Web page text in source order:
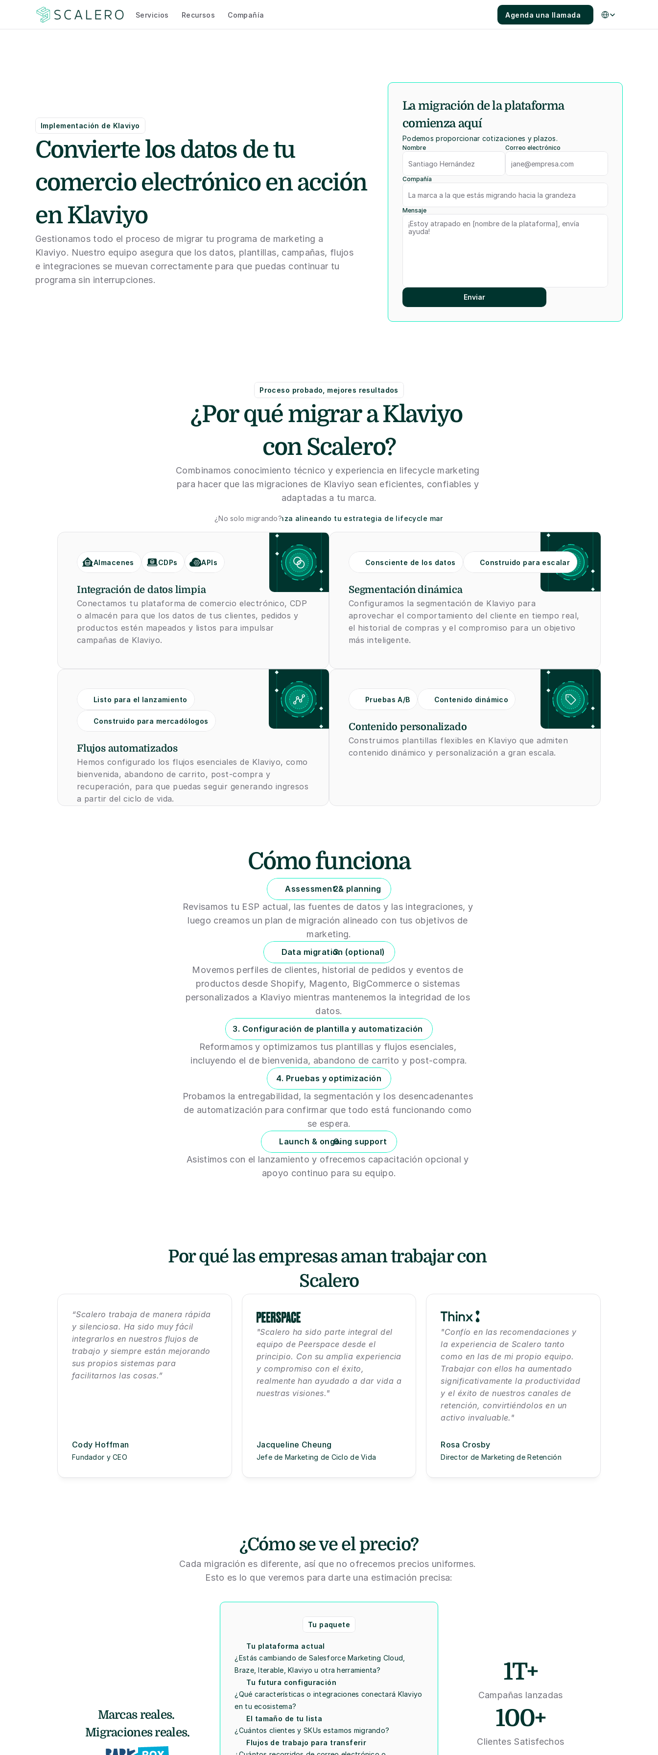
Servicios Recursos Compañía Agenda una llamada
Select Language
Implementación de Klaviyo
Convierte los datos de tu
comercio electrónico en acción
en Klaviyo
Gestionamos todo el proceso de migrar tu programa de marketing a
Klaviyo. Nuestro equipo asegura que los datos, plantillas, campañas, flujos
e integraciones se muevan correctamente para que puedas continuar tu
programa sin interrupciones.
La migración de la plataforma
comienza aquí
Podemos proporcionar cotizaciones y plazos.
Nombre Correo electrónico
Compañía
Mensaje
Enviar
Proceso probado, mejores resultados
¿Por qué migrar a Klaviyo
con Scalero?
Combinamos conocimiento técnico y experiencia en lifecycle marketing
para hacer que las migraciones de Klaviyo sean eficientes, confiables y
adaptadas a tu marca.
¿No solo migrando?Comienza alineando tu estrategia de lifecycle marketing.
Almacenes CDPs APIs
Integración de datos limpia
Conectamos tu plataforma de comercio electrónico, CDP
o almacén para que los datos de tus clientes, pedidos y
productos estén mapeados y listos para impulsar
campañas de Klaviyo.
Listo para el lanzamiento
Construido para mercadólogos
Flujos automatizados
Hemos configurado los flujos esenciales de Klaviyo, como
bienvenida, abandono de carrito, post-compra y
recuperación, para que puedas seguir generando ingresos
a partir del ciclo de vida.
Consciente de los datos Construido para escalar
Segmentación dinámica
Configuramos la segmentación de Klaviyo para
aprovechar el comportamiento del cliente en tiempo real,
el historial de compras y el compromiso para un objetivo
más inteligente.
Pruebas A/B Contenido dinámico
Contenido personalizado
Construimos plantillas flexibles en Klaviyo que admiten
contenido dinámico y personalización a gran escala.
Cómo funciona
Assessment & planning
Revisamos tu ESP actual, las fuentes de datos y las integraciones, y
luego creamos un plan de migración alineado con tus objetivos de
marketing.
Data migration (optional)
Movemos perfiles de clientes, historial de pedidos y eventos de
productos desde Shopify, Magento, BigCommerce o sistemas
personalizados a Klaviyo mientras mantenemos la integridad de los
datos.
3. Configuración de plantilla y automatización
Reformamos y optimizamos tus plantillas y flujos esenciales,
incluyendo el de bienvenida, abandono de carrito y post-compra.
4. Pruebas y optimización
Probamos la entregabilidad, la segmentación y los desencadenantes
de automatización para confirmar que todo está funcionando como
se espera.
Launch & ongoing support
Asistimos con el lanzamiento y ofrecemos capacitación opcional y
apoyo continuo para su equipo.
Por qué las empresas aman trabajar con
Scalero
“Scalero trabaja de manera rápida
y silenciosa. Ha sido muy fácil
integrarlos en nuestros flujos de
trabajo y siempre están mejorando
sus propios sistemas para
facilitarnos las cosas.”
Cody Hoffman
Fundador y CEO
"Scalero ha sido parte integral del
equipo de Peerspace desde el
principio. Con su amplia experiencia
y compromiso con el éxito,
realmente han ayudado a dar vida a
nuestras visiones."
Jacqueline Cheung
Jefe de Marketing de Ciclo de Vida
"Confío en las recomendaciones y
la experiencia de Scalero tanto
como en las de mi propio equipo.
Trabajar con ellos ha aumentado
significativamente la productividad
y el éxito de nuestros canales de
retención, convirtiéndolos en un
activo invaluable."
Rosa Crosby
Director de Marketing de Retención
¿Cómo se ve el precio?
Cada migración es diferente, así que no ofrecemos precios uniformes.
Esto es lo que veremos para darte una estimación precisa:
Marcas reales.
Migraciones reales.
Tu paquete
Tu plataforma actual
¿Estás cambiando de Salesforce Marketing Cloud,
Braze, Iterable, Klaviyo u otra herramienta?
Tu futura configuración
¿Qué características o integraciones conectará Klaviyo
en tu ecosistema?
El tamaño de tu lista
¿Cuántos clientes y SKUs estamos migrando?
Flujos de trabajo para transferir
1T+
Campañas lanzadas
100+
Clientes Satisfechos